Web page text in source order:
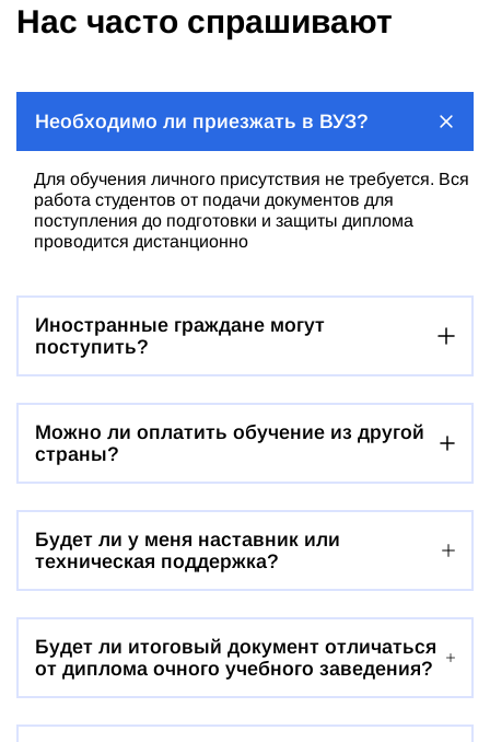
Нас часто спрашивают
Необходимо ли приезжать в ВУЗ?
Для обучения личного присутствия не требуется. Вся
работа студентов от подачи документов для
поступления до подготовки и защиты диплома
проводится дистанционно
Иностранные граждане могут
поступить?
Можно ли оплатить обучение из другой
страны?
Будет ли у меня наставник или
техническая поддержка?
Будет ли итоговый документ отличаться
от диплома очного учебного заведения?